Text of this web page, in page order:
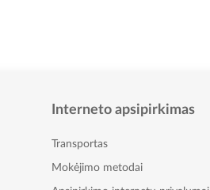
Interneto apsipirkimas
Transportas
Mokėjimo metodai